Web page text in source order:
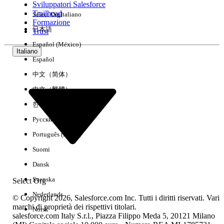
Esperienza
Nessun risultato
Sviluppatori Salesforce
Trailhead
Formazione
Trust
Italiano
Select Org
Select OrgItaliano
日本語
Español (México)
Español
中文（简体）
中文（繁體）
한국어
Русский
Português (Brasil)
Suomi
Dansk
Svenska
Nederlands
Norsk
© Copyright 2026, Salesforce.com Inc. Tutti i diritti riservati. Vari
marchi di proprietà dei rispettivi titolari.
salesforce.com Italy S.r.l., Piazza Filippo Meda 5, 20121 Milano